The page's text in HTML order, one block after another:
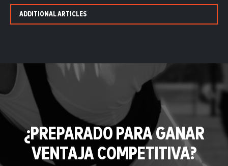
ADDITIONAL ARTICLES
¿PREPARADO PARA GANAR
VENTAJA COMPETITIVA?